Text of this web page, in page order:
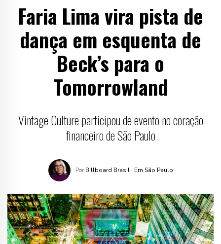
Faria Lima vira pista de
dança em esquenta de
Beck’s para o
Tomorrowland
Vintage Culture participou de evento no coração
financeiro de São Paulo
PorBillboard Brasil · Em São Paulo